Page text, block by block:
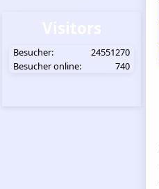
Besucher:
24551270
Besucher online:
740